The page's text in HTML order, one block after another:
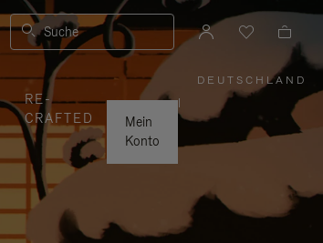
Suche
RE-
CRAFTED
Mein
Konto
DEUTSCHLAND
,
WÄHLEN
IHRE
REGION
AUS
|